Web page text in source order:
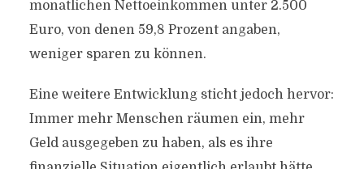
monatlichen Nettoeinkommen unter 2.500
Euro, von denen 59,8 Prozent angaben,
weniger sparen zu können.
Eine weitere Entwicklung sticht jedoch hervor:
Immer mehr Menschen räumen ein, mehr
Geld ausgegeben zu haben, als es ihre